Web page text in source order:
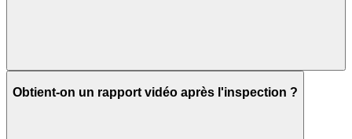
Obtient-on un rapport vidéo après l'inspection ?